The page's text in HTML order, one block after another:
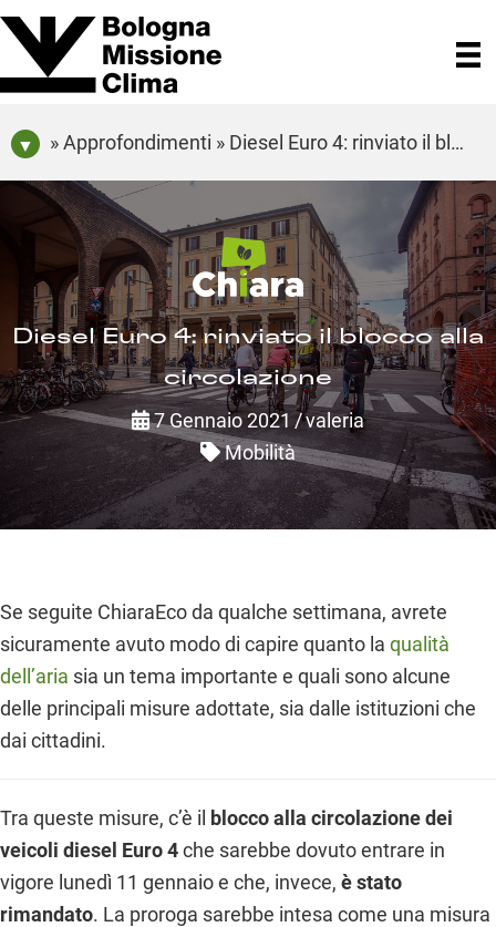
» Approfondimenti » Diesel Euro 4: rinviato il blocco alla circolazione
Diesel Euro 4: rinviato il blocco alla
circolazione
7 Gennaio 2021 /valeria
Mobilità
Se seguite ChiaraEco da qualche settimana, avrete
sicuramente avuto modo di capire quanto la qualità
dell’aria sia un tema importante e quali sono alcune
delle principali misure adottate, sia dalle istituzioni che
dai cittadini.
Tra queste misure, c’è il blocco alla circolazione dei
veicoli diesel Euro 4che sarebbe dovuto entrare in
vigore lunedì 11 gennaio e che, invece, è stato
rimandato. La proroga sarebbe intesa come una misura